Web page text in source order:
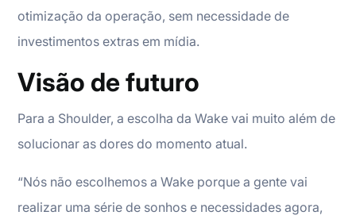
otimização da operação, sem necessidade de
investimentos extras em mídia.
Visão de futuro
Para a Shoulder, a escolha da Wake vai muito além de
solucionar as dores do momento atual.
“Nós não escolhemos a Wake porque a gente vai
realizar uma série de sonhos e necessidades agora,